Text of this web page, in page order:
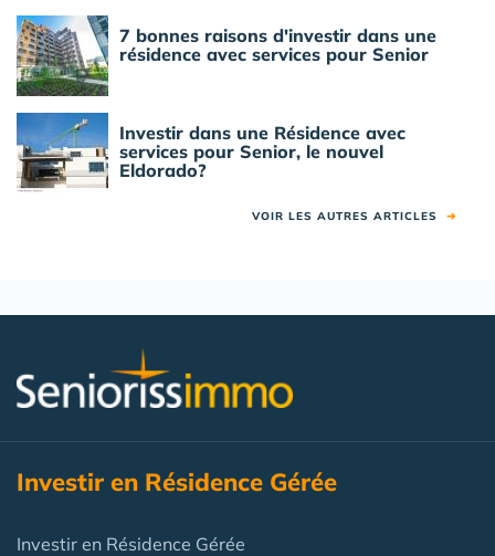
7 bonnes raisons d'investir dans une
résidence avec services pour Senior
Investir dans une Résidence avec
services pour Senior, le nouvel
Eldorado?
VOIR LES AUTRES ARTICLES ➜
Investir en Résidence Gérée
Investir en Résidence Gérée